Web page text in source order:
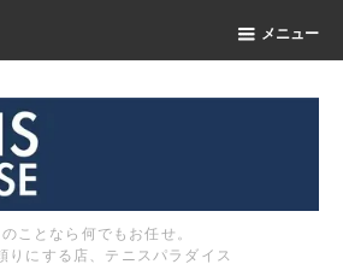
メニュー
ことなら何でもお任せ。
りにする店、テニスパラダイス